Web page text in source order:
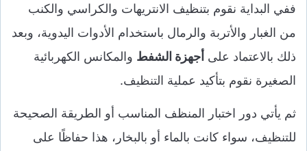
ففي البداية نقوم بتنظيف الانتريهات والكراسي والكنب
من الغبار والأتربة والرمال باستخدام الأدوات اليدوية، وبعد
ذلك بالاعتماد على أجهزة الشفط والمكانس الكهربائية
الصغيرة نقوم بتأكيد عملية التنظيف.
ثم يأتي دور اختبار المنظف المناسب أو الطريقة الصحيحة
للتنظيف، سواء كانت بالماء أو بالبخار، هذا حفاظًا على